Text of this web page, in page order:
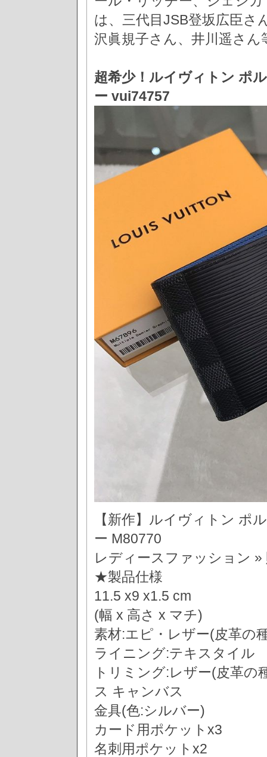
は、三代目JSB登坂広臣さ
沢眞規子さん、井川遥さ
超希少！​ルイヴィトン ポ
ー vui74757
【新作】ルイヴィトン ポ
ー M80770
レディースファッション
★製品仕様
11.5 x9 x1.5 cm
(幅 x 高さ x マチ)
素材:エピ・レザー(皮革の
ライニング:テキスタイル
トリミング:レザー(皮革の
ス キャンバス
金具(色:シルバー)
カード用ポケットx3
名刺用ポケットx2